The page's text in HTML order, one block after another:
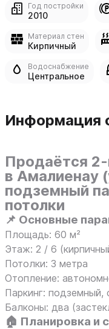
Год постройки
2010
Материал стен
Кирпичный
Водоснабжение
Центральное
Информация
Продаётся 2-
в Амалиенау
подземный
потолки
📌 Основные
Площадь: 60 м²
Этаж: 2 / 6
Потолки: 3 метра
Отопление:
Паркинг:
Балконы: два
🏠 Планировка и